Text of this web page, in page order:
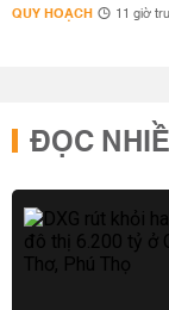
QUY HOẠCH 11 giờ
ĐỌC